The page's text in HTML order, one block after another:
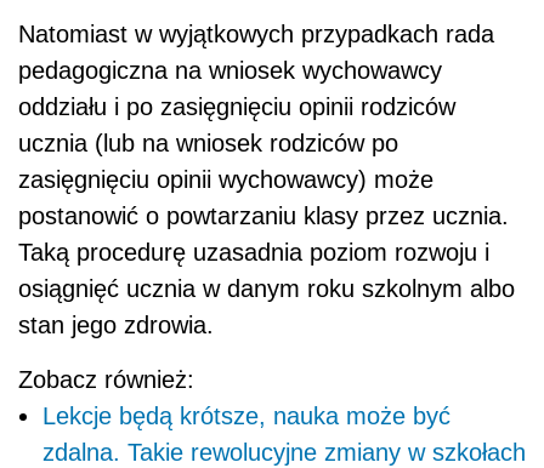
Natomiast w wyjątkowych przypadkach rada
pedagogiczna na wniosek wychowawcy
oddziału i po zasięgnięciu opinii rodziców
ucznia (lub na wniosek rodziców po
zasięgnięciu opinii wychowawcy) może
postanowić o powtarzaniu klasy przez ucznia.
Taką procedurę uzasadnia poziom rozwoju i
osiągnięć ucznia w danym roku szkolnym albo
stan jego zdrowia.
Zobacz również:
Lekcje będą krótsze, nauka może być
zdalna. Takie rewolucyjne zmiany w szkołach